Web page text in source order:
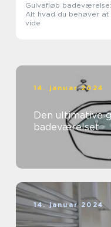
Gulvafløb badeværelse:
Alt hvad du behøver at
vide
14. januar 2024
Den ultimative
badeværelset
14. januar 2024